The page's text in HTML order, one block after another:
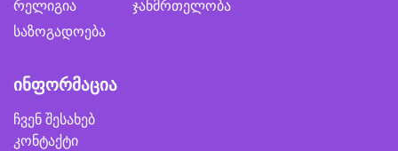
რელიგია
საზოგადოება
ჯანმრთელობა
ინფორმაცია
ჩვენ შესახებ
კონტაქტი